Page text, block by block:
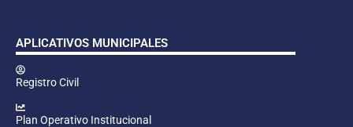
APLICATIVOS MUNICIPALES
Registro Civil
Plan Operativo Institucional